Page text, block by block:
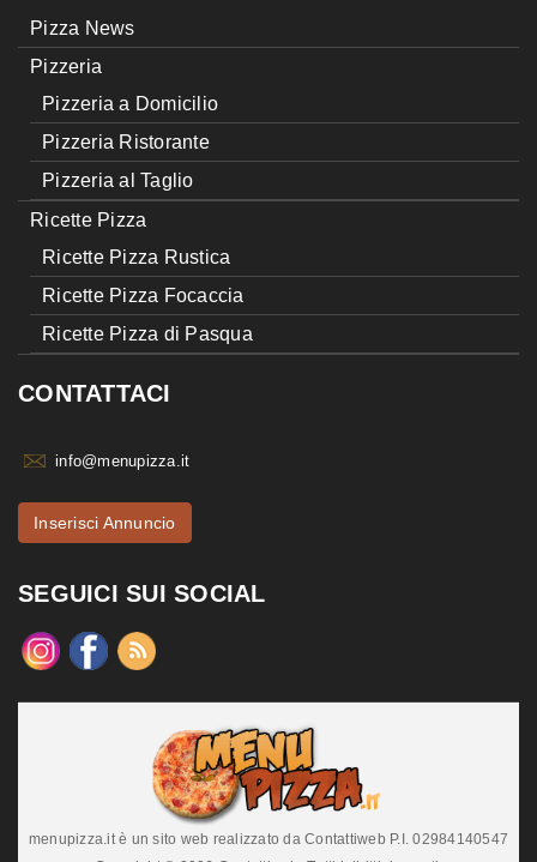
Pizza News
Pizzeria
Pizzeria a Domicilio
Pizzeria Ristorante
Pizzeria al Taglio
Ricette Pizza
Ricette Pizza Rustica
Ricette Pizza Focaccia
Ricette Pizza di Pasqua
CONTATTACI
info@menupizza.it
Inserisci Annuncio
SEGUICI SUI SOCIAL
menupizza.it è un sito web realizzato da Contattiweb P.I. 02984140547